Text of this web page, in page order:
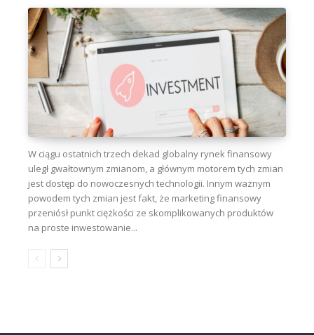
W ciągu ostatnich trzech dekad globalny rynek finansowy
uległ gwałtownym zmianom, a głównym motorem tych zmian
jest dostęp do nowoczesnych technologii. Innym ważnym
powodem tych zmian jest fakt, że marketing finansowy
przeniósł punkt ciężkości ze skomplikowanych produktów
na proste inwestowanie...